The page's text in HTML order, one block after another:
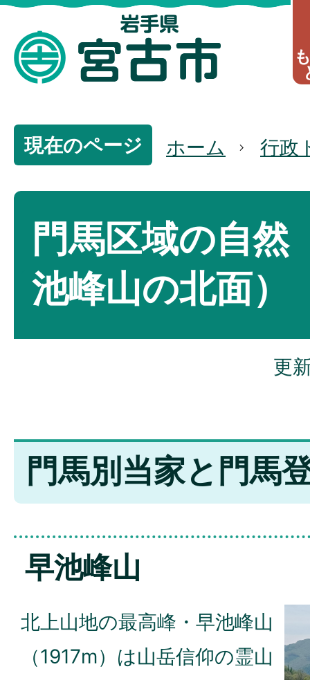
現在のページ ホーム 行政
門馬区域の自然
池峰山の北面）
更
門馬別当家と門馬
早池峰山
北上山地の最高峰・早池峰山
（1917m）は山岳信仰の霊山